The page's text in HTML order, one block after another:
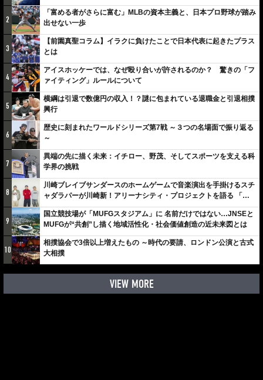
2
「富める者がさらに富む」MLBの資本主義と、日本プロ野球が踏み
出せない一歩
3
【前園真聖コラム】イラクに負けたことで日本代表に起きたプラス
とは
4
アイスホッケーでは、なぜ殴り合いが許されるのか？ 驚きの「フ
ァイティング」ルールについて
5
横綱は引退で数億円の収入！？謎に包まれている退職金と引退相撲
興行
6
歴史に刻まれたワールドシリーズ第7戦 ～３つの名場面で振り返る
～
7
異端の先に描く未来：イチロー、野茂、そしてスポーツを支える科
学界の挑戦
8
川崎ブレイブサンダースのホームゲームで音楽演出を手掛けるスチ
ャダラパーが川崎新！アリーナシティ・プロジェクトを語る 「楽
しみでしかないでしょ。川崎は、ずっと成長曲線だから」
9
国立競技場が「MUFGスタジアム」に 名前だけではない…JNSEと
MUFGが“共創”し描く地域活性化・社会価値創造の近未来図とは
10
相撲協会で3倍以上増えたもの ～時代の要請、ロンドン公演と古式
大相撲
VIEW MORE